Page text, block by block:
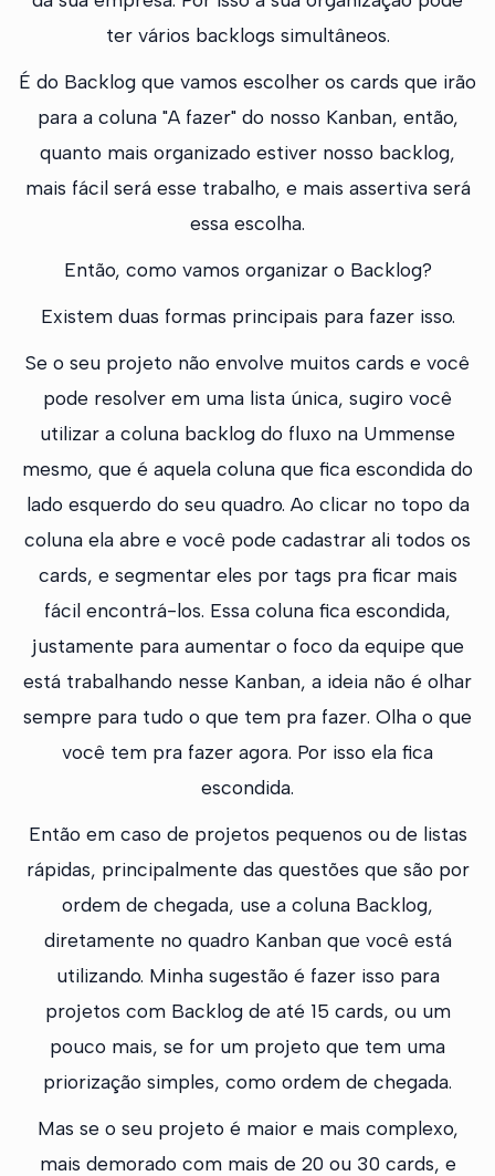
ter vários backlogs simultâneos.
É do Backlog que vamos escolher os cards que irão
para a coluna "A fazer" do nosso Kanban, então,
quanto mais organizado estiver nosso backlog,
mais fácil será esse trabalho, e mais assertiva será
essa escolha.
Então, como vamos organizar o Backlog?
Existem duas formas principais para fazer isso.
Se o seu projeto não envolve muitos cards e você
pode resolver em uma lista única, sugiro você
utilizar a coluna backlog do fluxo na Ummense
mesmo, que é aquela coluna que fica escondida do
lado esquerdo do seu quadro. Ao clicar no topo da
coluna ela abre e você pode cadastrar ali todos os
cards, e segmentar eles por tags pra ficar mais
fácil encontrá-los. Essa coluna fica escondida,
justamente para aumentar o foco da equipe que
está trabalhando nesse Kanban, a ideia não é olhar
sempre para tudo o que tem pra fazer. Olha o que
você tem pra fazer agora. Por isso ela fica
escondida.
Então em caso de projetos pequenos ou de listas
rápidas, principalmente das questões que são por
ordem de chegada, use a coluna Backlog,
diretamente no quadro Kanban que você está
utilizando. Minha sugestão é fazer isso para
projetos com Backlog de até 15 cards, ou um
pouco mais, se for um projeto que tem uma
priorização simples, como ordem de chegada.
Mas se o seu projeto é maior e mais complexo,
mais demorado com mais de 20 ou 30 cards, e